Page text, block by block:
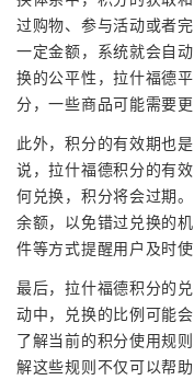
过购物、参与活动或者
一定金额，系统就会自
换的公平性，拉什福德
分，一些商品可能需要
此外，积分的有效期也
说，拉什福德积分的有
何兑换，积分将会过期
余额，以免错过兑换的
件等方式提醒用户及时使
最后，拉什福德积分的
动中，兑换的比例可能
了解当前的积分使用规
解这些规则不仅可以帮